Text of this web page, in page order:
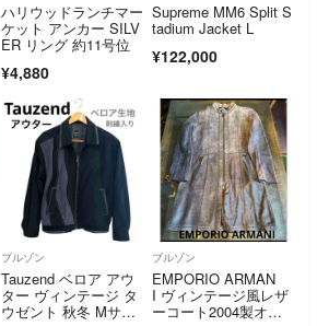
ハリウッドランチマー
ケット アンカー SILV
ER リング 約11号位
¥4,880
Supreme MM6 Split S
tadium Jacket L
¥122,000
ブルゾン
Tauzend ベロア アウ
ター ヴィンテージ タ
ウゼント 秋冬 Mサイ
ブルゾン
EMPORIO ARMAN
I ヴィンテージ風レザ
ーコート2004製オー